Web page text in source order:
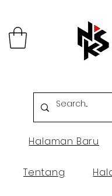
Halaman Baru
Tentang